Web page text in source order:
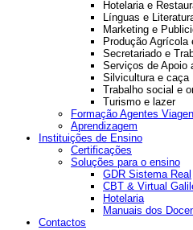
Hotelaria e
Línguas e
Marketing e
Produção Agrícola
Secretariado e
Serviços de Apoio
Silvicultura e caça
Trabalho social e
Turismo e lazer
Formação Agentes
Aprendizagem
Instituições de Ensino
Certificações
Soluções para o ensino
GDR Sistema Real
CBT & Virtual
Hotelaria
Manuais dos
Contactos